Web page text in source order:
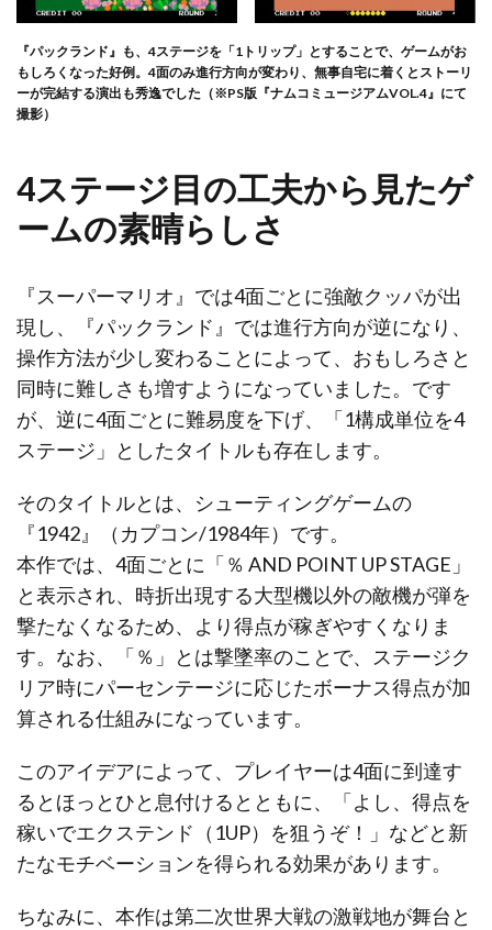
『パックランド』も、4ステージを「1トリップ」とすることで、ゲームがお
もしろくなった好例。4面のみ進行方向が変わり、無事自宅に着くとストーリ
ーが完結する演出も秀逸でした（※PS版『ナムコミュージアムVOL.4』にて
撮影）
4ステージ目の工夫から見たゲ
ームの素晴らしさ
『スーパーマリオ』では4面ごとに強敵クッパが出
現し、『パックランド』では進行方向が逆になり、
操作方法が少し変わることによって、おもしろさと
同時に難しさも増すようになっていました。です
が、逆に4面ごとに難易度を下げ、「1構成単位を4
ステージ」としたタイトルも存在します。
そのタイトルとは、シューティングゲームの
『1942』（カプコン/1984年）です。
本作では、4面ごとに「％ AND POINT UP STAGE」
と表示され、時折出現する大型機以外の敵機が弾を
撃たなくなるため、より得点が稼ぎやすくなりま
す。なお、「％」とは撃墜率のことで、ステージク
リア時にパーセンテージに応じたボーナス得点が加
算される仕組みになっています。
このアイデアによって、プレイヤーは4面に到達す
るとほっとひと息付けるとともに、「よし、得点を
稼いでエクステンド（1UP）を狙うぞ！」などと新
たなモチベーションを得られる効果があります。
ちなみに、本作は第二次世界大戦の激戦地が舞台と